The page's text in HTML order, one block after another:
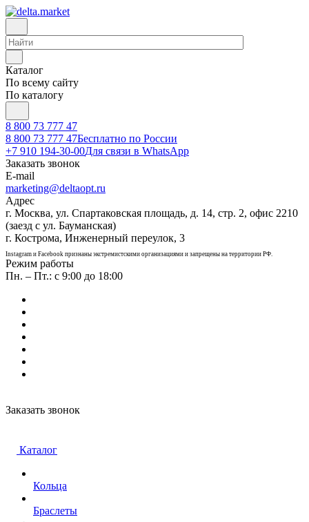
Каталог
По всему сайту
По каталогу
8 800 73 777 47
8 800 73 777 47Бесплатно по России
+7 910 194-30-00Для связи в WhatsApp
Заказать звонок
E-mail
marketing@deltaopt.ru
Адрес
г. Москва, ул. Спартаковская площадь, д. 14, стр. 2, офис 2210
(заезд с ул. Бауманская)
г. Кострома, Инженерный переулок, 3
Instagram и Facebook признаны экстремистскими организациями и запрещены на территории РФ.
Режим работы
Пн. – Пт.: с 9:00 до 18:00
Заказать звонок
Каталог
Кольца
Браслеты